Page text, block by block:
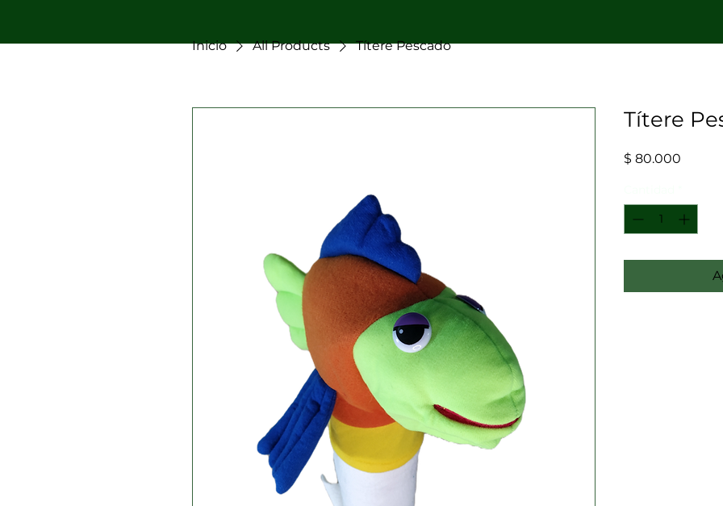
Inicio All Products Títere Pescado
Títere
$ 80.000